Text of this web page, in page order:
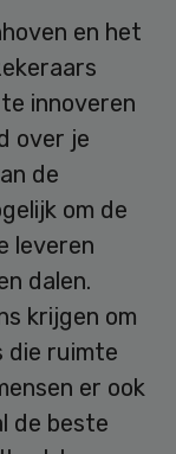
en het
innoveren
over je
de
om de
leveren
dalen.
krijgen om
die ruimte
er ook
de beste